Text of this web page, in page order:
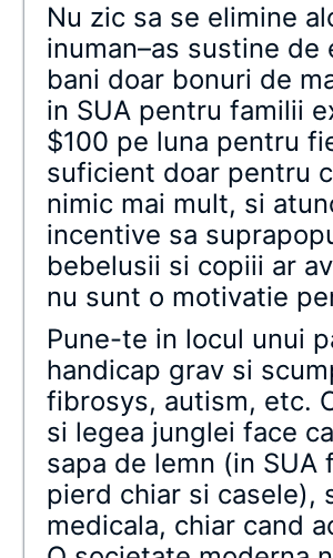
Nu zic sa se elimine
inuman–as sustine
bani doar bonuri de
in SUA pentru familii
$100 pe luna pentru
suficient doar pentru
nimic mai mult, si
incentive sa
bebelusii si copiii ar
nu sunt o motivatie
Pune-te in locul unui
handicap grav si
fibrosys, autism, etc.
si legea junglei face
sapa de lemn (in
pierd chiar si casele),
medicala, chiar cand